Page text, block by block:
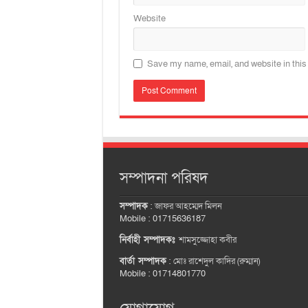
Website
Save my name, email, and website in
সম্পাদনা পরিষদ
সম্পাদক:জাফর আহম্মেদ মিলন
Mobile : 01715636187
নির্বাহী সম্পাদকঃশামসুজ্জোহা কবীর
বার্তা সম্পাদক: মোঃ রাশেদুল কাদির (রুম্মান)
Mobile : 01714801770